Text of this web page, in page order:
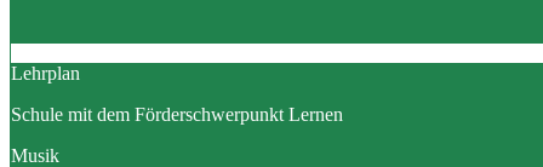
Lehrplan
Schule mit dem Förderschwerpunkt Lernen
Musik